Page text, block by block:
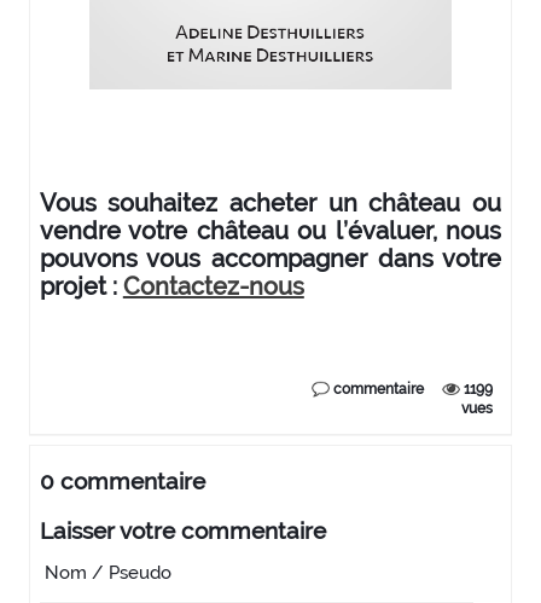
Vous souhaitez acheter un château ou
vendre votre château ou l’évaluer, nous
pouvons vous accompagner dans votre
projet : Contactez-nous
commentaire
1199
vues
0 commentaire
Laisser votre commentaire
Nom / Pseudo